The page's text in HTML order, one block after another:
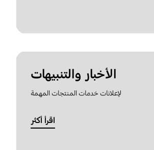
الأخبار والتنبيهات
لإعلانات خدمات المنتجات المهمة
اقرأ أكثر